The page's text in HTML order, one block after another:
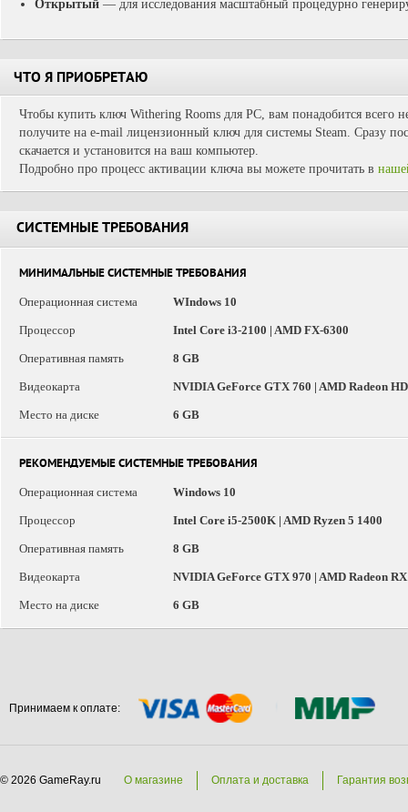
Открытый — для исследования масштабный процедурно
ЧТО Я ПРИОБРЕТАЮ
Чтобы купить ключ Withering Rooms для PC, вам понадобится всего
получите на e-mail лицензионный ключ для системы Steam. Сразу
скачается и установится на ваш компьютер.
Подробно про процесс активации ключа вы можете прочитать в
СИСТЕМНЫЕ ТРЕБОВАНИЯ
МИНИМАЛЬНЫЕ СИСТЕМНЫЕ ТРЕБОВАНИЯ
Операционная система
WIndows 10
Процессор Intel Core i3-2100 | AMD FX-6300
Оперативная память 8 GB
Видеокарта NVIDIA GeForce GTX 760 | AMD Radeon
Место на диске 6 GB
РЕКОМЕНДУЕМЫЕ СИСТЕМНЫЕ ТРЕБОВАНИЯ
Операционная система
Windows 10
Процессор Intel Core i5-2500K | AMD Ryzen 5 1400
Оперативная память 8 GB
Видеокарта NVIDIA GeForce GTX 970 | AMD Radeon
Место на диске 6 GB
Принимаем к оплате:
© 2026 GameRay.ru О магазине Оплата и доставка Гарантия